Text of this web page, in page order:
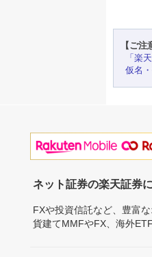
【ご注
「楽
仮名
ネット証券の楽天証券
FXや投資信託など、豊富
貨建てMMFやFX、海外